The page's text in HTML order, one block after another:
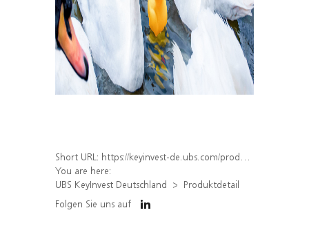
Short URL: https://keyinvest-de.ubs.com/produkt/detail/index/isin/DE000WA6R996
You are here:
UBS KeyInvest Deutschland
Produktdetail
Folgen Sie uns auf